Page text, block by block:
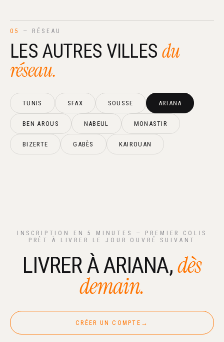
05 — RÉSEAU
LES AUTRES VILLES du
réseau.
TUNIS SFAX SOUSSE ARIANA
BEN AROUS NABEUL MONASTIR
BIZERTE GABÈS KAIROUAN
INSCRIPTION EN 5 MINUTES — PREMIER COLIS
PRÊT À LIVRER LE JOUR OUVRÉ SUIVANT
LIVRER À ARIANA,dès
demain.
CRÉER UN COMPTE →